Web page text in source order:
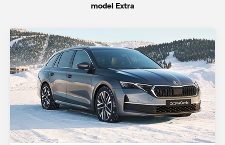
model Extra